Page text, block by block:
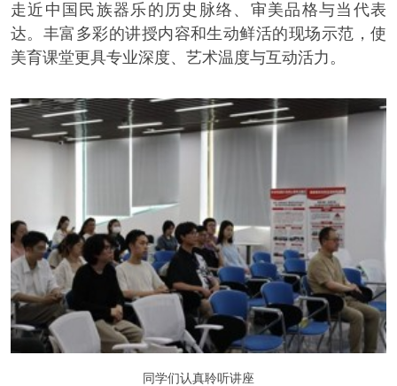
走近中国民族器乐的历史脉络、审美品格与当代表
达。丰富多彩的讲授内容和生动鲜活的现场示范，使
美育课堂更具专业深度、艺术温度与互动活力。
同学们认真聆听讲座